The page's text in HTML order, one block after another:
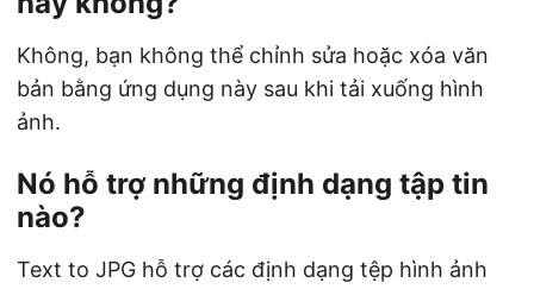
Không, bạn không thể chỉnh sửa hoặc xóa văn
bản bằng ứng dụng này sau khi tải xuống hình
ảnh.
Nó hỗ trợ những định dạng tập tin
nào?
Text to JPG hỗ trợ các định dạng tệp hình ảnh